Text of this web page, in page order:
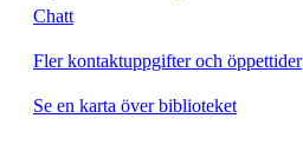
Chatt
Fler kontaktuppgifter och öppettider
Se en karta över biblioteket